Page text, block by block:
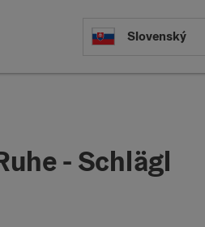
Slovenský
- Schlägl